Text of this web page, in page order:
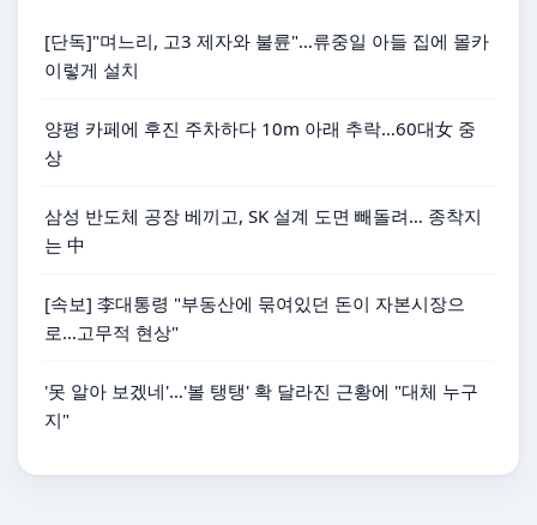
[단독]"며느리, 고3 제자와 불륜"…류중일 아들 집에 몰카
이렇게 설치
양평 카페에 후진 주차하다 10m 아래 추락…60대女 중
상
삼성 반도체 공장 베끼고, SK 설계 도면 빼돌려… 종착지
는 中
[속보] 李대통령 "부동산에 묶여있던 돈이 자본시장으
로…고무적 현상"
'못 알아 보겠네'…'볼 탱탱' 확 달라진 근황에 "대체 누구
지"